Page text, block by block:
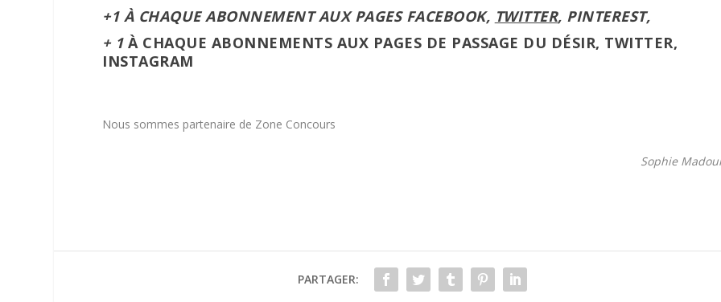
+1 À CHAQUE ABONNEMENT AUX PAGESFACEBOOK, TWITTER, PINTEREST,
+ 1À CHAQUE ABONNEMENTS AUX PAGES DE PASSAGE DU DÉSIR, TWITTER,
INSTAGRAM
Nous sommes partenaire de Zone Concours
Sophie
PARTAGER: